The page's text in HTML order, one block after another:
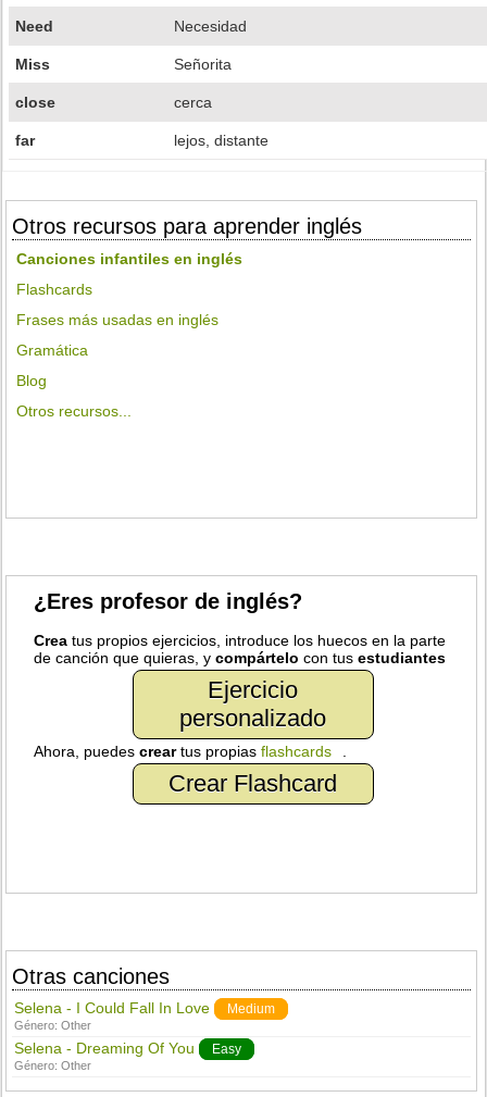
Need Necesidad
Miss Señorita
close cerca
far lejos, distante
Otros recursos para aprender inglés
Canciones infantiles en inglés
Flashcards
Frases más usadas en inglés
Gramática
Blog
Otros recursos...
¿Eres profesor de inglés?
Crea tus propios ejercicios, introduce los huecos en la parte
de canción que quieras, ycompártelo con tusestudiantes
Ejercicio
personalizado
Ahora, puedescreartus propiasflashcards
Crear Flashcard
Otras canciones
Selena - I Could Fall In Love Medium
Género:Other
Selena - Dreaming Of You Easy
Género:Other